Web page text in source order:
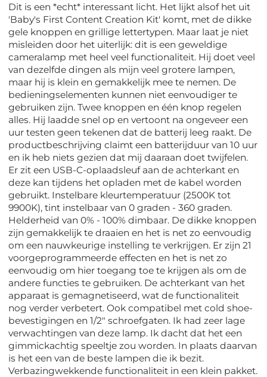
Dit is een *echt* interessant licht. Het lijkt alsof het uit
'Baby's First Content Creation Kit' komt, met de dikke
gele knoppen en grillige lettertypen. Maar laat je niet
misleiden door het uiterlijk: dit is een geweldige
cameralamp met heel veel functionaliteit. Hij doet veel
van dezelfde dingen als mijn veel grotere lampen,
maar hij is klein en gemakkelijk mee te nemen. De
bedieningselementen kunnen niet eenvoudiger te
gebruiken zijn. Twee knoppen en één knop regelen
alles. Hij laadde snel op en vertoont na ongeveer een
uur testen geen tekenen dat de batterij leeg raakt. De
productbeschrijving claimt een batterijduur van 10 uur
en ik heb niets gezien dat mij daaraan doet twijfelen.
Er zit een USB-C-oplaadsleuf aan de achterkant en
deze kan tijdens het opladen met de kabel worden
gebruikt. Instelbare kleurtemperatuur (2500K tot
9900K), tint instelbaar van 0 graden - 360 graden.
Helderheid van 0% - 100% dimbaar. De dikke knoppen
zijn gemakkelijk te draaien en het is net zo eenvoudig
om een nauwkeurige instelling te verkrijgen. Er zijn 21
voorgeprogrammeerde effecten en het is net zo
eenvoudig om hier toegang toe te krijgen als om de
andere functies te gebruiken. De achterkant van het
apparaat is gemagnetiseerd, wat de functionaliteit
nog verder verbetert. Ook compatibel met cold shoe-
bevestigingen en 1/2" schroefgaten. Ik had zeer lage
verwachtingen van deze lamp. Ik dacht dat het een
gimmickachtig speeltje zou worden. In plaats daarvan
is het een van de beste lampen die ik bezit.
Verbazingwekkende functionaliteit in een klein pakket.